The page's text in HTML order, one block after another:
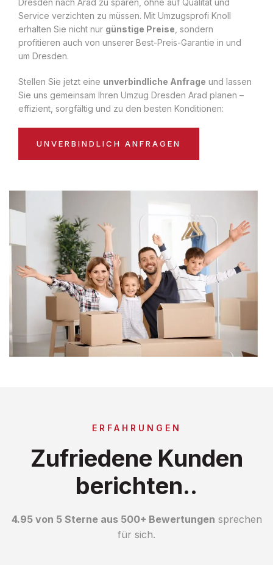
Dresden nach Arad zu sparen, ohne auf Qualität und
Service verzichten zu müssen. Mit Umzugsprofi Knoll
erhalten Sie nicht nur günstige Preise , sondern
profitieren auch von unserer Best-Preis-Garantie in und
um Dresden.
Stellen Sie jetzt eine unverbindliche Anfrage und lassen
Sie uns gemeinsam Ihren Umzug Dresden Arad planen –
effizient, sorgfältig und zu den besten Konditionen:
UNVERBINDLICH ANFRAGEN
ERFAHRUNGEN
Zufriedene Kunden
berichten..
4.95 von 5 Sterne aus 500+ Bewertungen sprechen
für sich.